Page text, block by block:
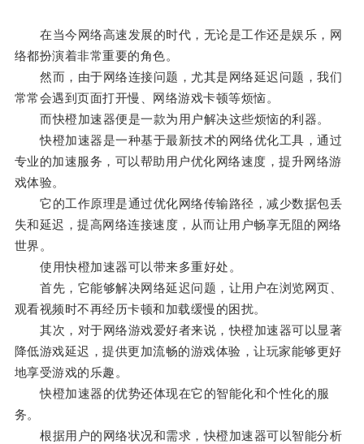
在当今网络高速发展的时代，无论是工作还是娱乐，网
络都扮演着非常重要的角色。
然而，由于网络连接问题，尤其是网络延迟问题，我们
常常会遇到页面打开慢、网络游戏卡顿等烦恼。
而快橙加速器便是一款为用户解决这些烦恼的利器。
快橙加速器是一种基于最新技术的网络优化工具，通过
专业的加速服务，可以帮助用户优化网络速度，提升网络游
戏体验。
它的工作原理是通过优化网络传输路径，减少数据包丢
失和延迟，提高网络连接速度，从而让用户畅享无阻的网络
世界。
使用快橙加速器可以带来多重好处。
首先，它能够解决网络延迟问题，让用户在浏览网页、
观看视频时不再经历卡顿和加载缓慢的困扰。
其次，对于网络游戏爱好者来说，快橙加速器可以显著
降低游戏延迟，提供更加流畅的游戏体验，让玩家能够更好
地享受游戏的乐趣。
快橙加速器的优势还体现在它的智能化和个性化的服
务。
根据用户的网络状况和需求，快橙加速器可以智能分析